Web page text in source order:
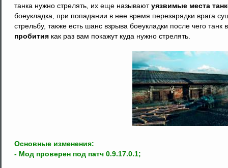
танка нужно стрелять, их еще называютуязвимые места
боеукладка, при попадании в нее время перезарядки врага
стрельбу, также есть шанс взрыва боеукладки после чего
пробития как раз вам покажут куда нужно стрелять.
Основные изменения:
- Мод проверен под патч 0.9.17.0.1;